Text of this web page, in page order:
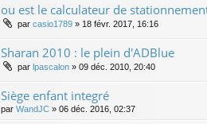
ou est le calculateur de
par casio1789 » 18 févr. 2017, 16:16
Sharan 2010 : le plein d'ADBlue
par lpascalon » 09 déc. 2010, 20:40
Siège enfant integré
par WandJC » 06 déc. 2016, 02:37